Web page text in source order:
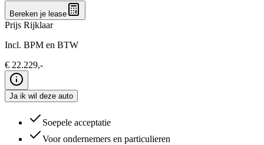
Bereken je lease
Prijs Rijklaar
Incl. BPM en BTW
€ 22.229,-
Ja ik wil deze auto
Soepele acceptatie
Voor ondernemers en particulieren